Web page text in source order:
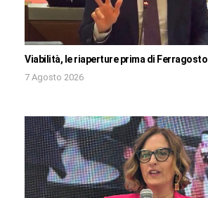
Viabilità, le riaperture prima di Ferragosto
7 Agosto 2026